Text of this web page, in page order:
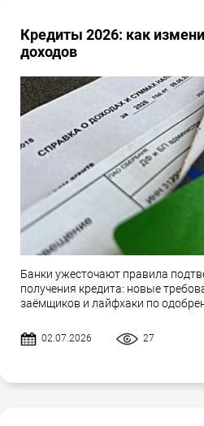
Кредиты 2026: как
доходов
Банки ужесточают правила
получения кредита: новые
заёмщиков и лайфхаки по
02.07.2026 27